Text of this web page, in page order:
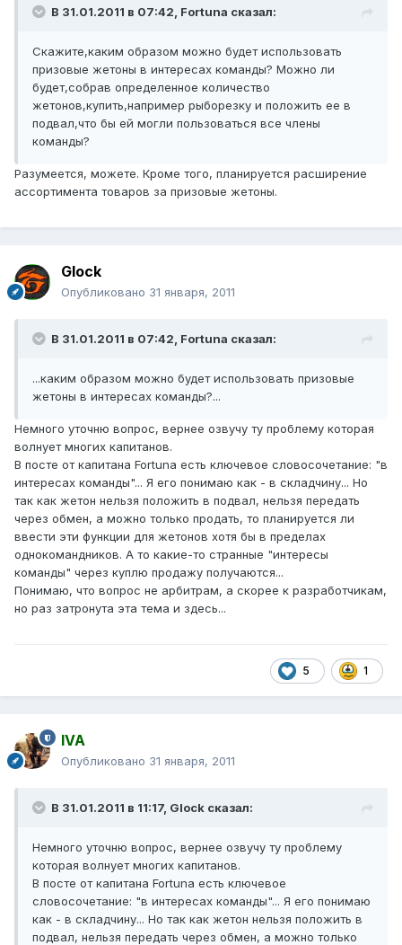
В 31.01.2011 в 07:42, Fortuna сказал:
Скажите,каким образом можно будет использовать
призовые жетоны в интересах команды? Можно ли
будет,собрав определенное количество
жетонов,купить,например рыборезку и положить ее в
подвал,что бы ей могли пользоваться все члены
команды?
Разумеется, можете. Кроме того, планируется расширение
ассортимента товаров за призовые жетоны.
Glock
Опубликовано 31 января, 2011
В 31.01.2011 в 07:42, Fortuna сказал:
...каким образом можно будет использовать призовые
жетоны в интересах команды?...
Немного уточню вопрос, вернее озвучу ту проблему которая
волнует многих капитанов.
В посте от капитана Fortuna есть ключевое словосочетание: "в
интересах команды"... Я его понимаю как - в складчину... Но
так как жетон нельзя положить в подвал, нельзя передать
через обмен, а можно только продать, то планируется ли
ввести эти функции для жетонов хотя бы в пределах
однокомандников. А то какие-то странные "интересы
команды" через куплю продажу получаются...
Понимаю, что вопрос не арбитрам, а скорее к разработчикам,
но раз затронута эта тема и здесь...
5 1
IVA
Опубликовано 31 января, 2011
В 31.01.2011 в 11:17, Glock сказал:
Немного уточню вопрос, вернее озвучу ту проблему
которая волнует многих капитанов.
В посте от капитана Fortuna есть ключевое
словосочетание: "в интересах команды"... Я его понимаю
как - в складчину... Но так как жетон нельзя положить в
подвал, нельзя передать через обмен, а можно только